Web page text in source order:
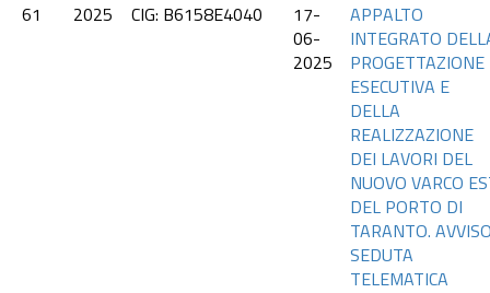
61
2025 CIG: B6158E4040
17-
06-
2025
APPALTO
INTEGRATO
PROGETTAZIONE
ESECUTIVA E
DELLA
REALIZZAZIONE
DEI LAVORI DEL
NUOVO VARCO
DEL PORTO DI
TARANTO.
SEDUTA
TELEMATICA